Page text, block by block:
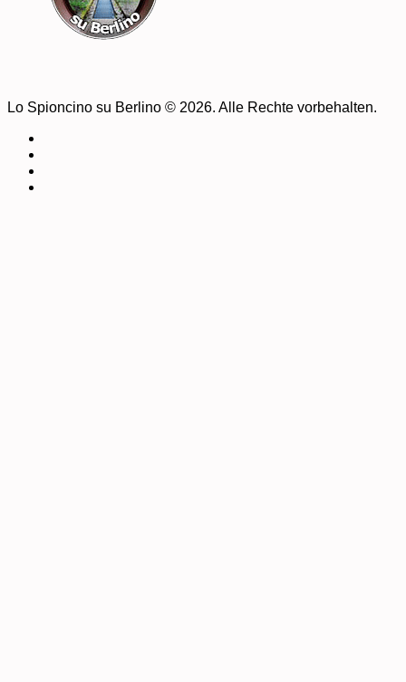
Lo Spioncino su Berlino © 2026. Alle Rechte vorbehalten.